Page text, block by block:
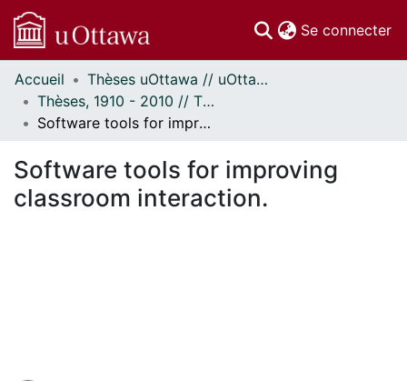
Se connecter
Communautés
et collections
Parcourir
À propos
Accueil
Thèses uOttawa // uOttawa Theses
Thèses, 1910 - 2010 // Theses, 1910 - 2010
Software tools for improving classroom interaction.
Software tools for improving
classroom interaction.